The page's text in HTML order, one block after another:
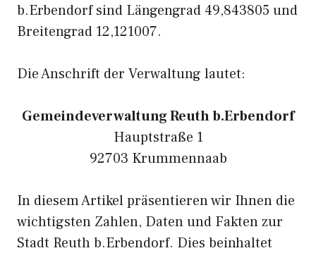
b.Erbendorf sind Längengrad 49,843805 und
Breitengrad 12,121007.
Die Anschrift der Verwaltung lautet:
Gemeindeverwaltung Reuth b.Erbendorf
Hauptstraße 1
92703 Krummennaab
In diesem Artikel präsentieren wir Ihnen die
wichtigsten Zahlen, Daten und Fakten zur
Stadt Reuth b.Erbendorf. Dies beinhaltet